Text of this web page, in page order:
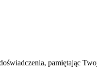
pamiętając